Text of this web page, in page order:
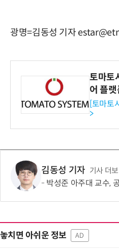
광명=김동성 기자
토마토
어 플
기관·
[토마토
>
김동성 기자 기사 더보
박성준 아주대 교수, 공기 중 수
놓치면 아쉬운 정보 AD